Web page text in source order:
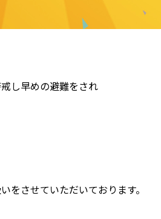
し早めの避難をされ
をさせていただいております。